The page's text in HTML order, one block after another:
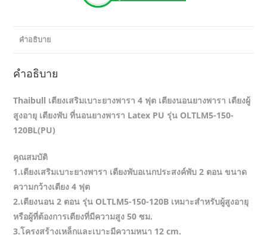
คำอธิบาย
คำอธิบาย
Thaibull เตียงเสริมเบาะยางพารา 4 ฟุต เตียงนอนยางพารา เตียงผู้
สูงอายุ เตียงพับ ที่นอนยางพารา Latex PU รุ่น OLTLM5-150-
120BL(PU)
คุณสมบัติ
1.เตียงเสริมเบาะยางพารา เตียงพับอเนกประสงค์พับ 2 ตอน ขนาด
ความกว้างเตียง 4 ฟุต
2.เตียงนอน 2 ตอน รุ่น OLTLM5-150-120B เหมาะสำหรับผู้สูงอายุ
หรือผู้ที่ต้องการเตียงที่มีความสูง 50 ซม.
3.โครงสร้างเหล็กและเบาะมีความหนา 12 cm.